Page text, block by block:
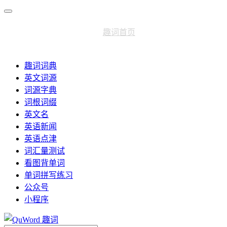
趣词首页
趣词词典
英文词源
词源字典
词根词缀
英文名
英语新闻
英语点津
词汇量测试
看图背单词
单词拼写练习
公众号
小程序